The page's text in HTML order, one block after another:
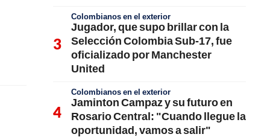
Colombianos en el exterior
Jugador, que supo brillar con la
Selección Colombia Sub-17, fue
oficializado por Manchester
United
Colombianos en el exterior
Jaminton Campaz y su futuro en
Rosario Central: "Cuando llegue la
oportunidad, vamos a salir"